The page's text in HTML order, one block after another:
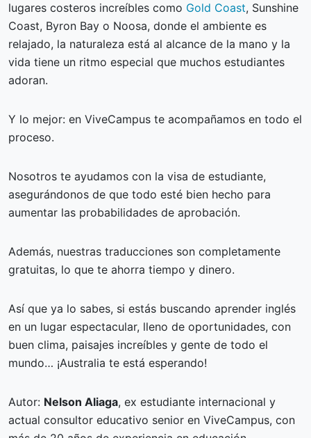
lugares costeros increíbles como Gold Coast, Sunshine
Coast, Byron Bay o Noosa, donde el ambiente es
relajado, la naturaleza está al alcance de la mano y la
vida tiene un ritmo especial que muchos estudiantes
adoran.
Y lo mejor: en ViveCampus te acompañamos en todo el
proceso.
Nosotros te ayudamos con la visa de estudiante,
asegurándonos de que todo esté bien hecho para
aumentar las probabilidades de aprobación.
Además, nuestras traducciones son completamente
gratuitas, lo que te ahorra tiempo y dinero.
Así que ya lo sabes, si estás buscando aprender inglés
en un lugar espectacular, lleno de oportunidades, con
buen clima, paisajes increíbles y gente de todo el
mundo… ¡Australia te está esperando!
Autor: Nelson Aliaga, ex estudiante internacional y
actual consultor educativo senior en ViveCampus, con